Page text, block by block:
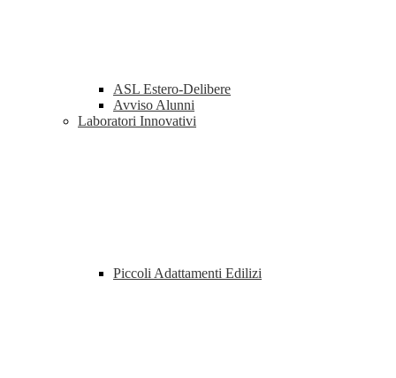
ASL Estero-Delibere
Avviso Alunni
Laboratori Innovativi
Piccoli Adattamenti Edilizi